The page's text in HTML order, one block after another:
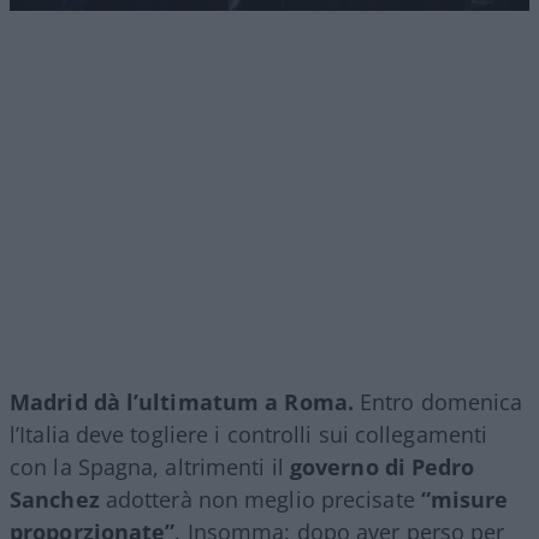
Madrid dà l’ultimatum a Roma. Entro domenica
l’Italia deve togliere i controlli sui collegamenti
con la Spagna, altrimenti il governo di Pedro
Sanchez adotterà non meglio precisate “misure
proporzionate”. Insomma: dopo aver perso per